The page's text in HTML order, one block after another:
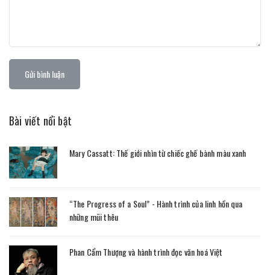
Gửi bình luận
Bài viết nổi bật
Mary Cassatt: Thế giới nhìn từ chiếc ghế bành màu xanh
“The Progress of a Soul” - Hành trình của linh hồn qua
những mũi thêu
Phan Cẩm Thượng và hành trình đọc văn hoá Việt